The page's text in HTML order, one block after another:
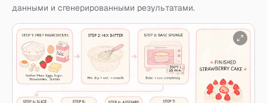
данными и сгенерированными результатами.